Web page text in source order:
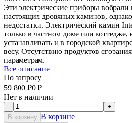
Эти электрические приборы вобрали
настоящих дровяных каминов,
недостатки. Электрический камин
только в частном доме или коттедже,
устанавливать и в городской
весу. Отсутствию продуктов
параметрам.
Все описание
По запросу
59 800 ₽0 ₽
Нет в наличии
-
+
В корзину В корзине